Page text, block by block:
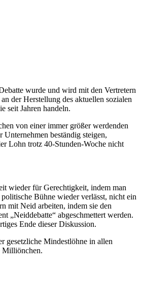
wurde und wird mit den Vertretern
der Herstellung des aktuellen sozialen
seit Jahren handeln.
von einer immer größer werdenden
beständig steigen,
Lohn trotz 40-Stunden-Woche nicht
wieder für Gerechtigkeit, indem man
Bühne wieder verlässt, nicht ein
mit Neid arbeiten, indem sie den
„Neiddebatte“ abgeschmettert werden.
Ende dieser Diskussion.
gesetzliche Mindestlöhne in allen
Milliönchen.